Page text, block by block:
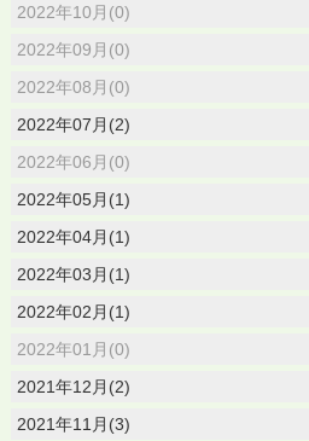
2022年10月(0)
2022年09月(0)
2022年08月(0)
2022年07月(2)
2022年06月(0)
2022年05月(1)
2022年04月(1)
2022年03月(1)
2022年02月(1)
2022年01月(0)
2021年12月(2)
2021年11月(3)